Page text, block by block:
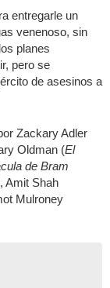
entregarle un
venenoso, sin
planes
pero se
de asesinos a
Zackary Adler
Oldman (El
de Bram
Amit Shah
Mulroney